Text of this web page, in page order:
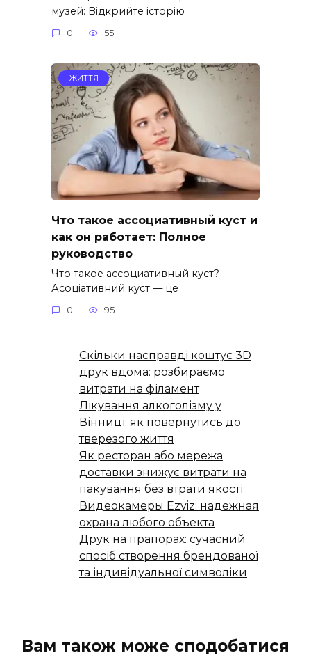
музей: Відкрийте історію
0 55
ЖИТТЯ
Что такое ассоциативный куст и
как он работает: Полное
руководство
Что такое ассоциативный куст?
Асоціативний куст — це
0 95
Скільки насправді коштує 3D
друк вдома: розбираємо
витрати на філамент
Лікування алкоголізму у
Вінниці: як повернутись до
тверезого життя
Як ресторан або мережа
доставки знижує витрати на
пакування без втрати якості
Видеокамеры Ezviz: надежная
охрана любого объекта
Друк на прапорах: сучасний
спосіб створення брендованої
та індивідуальної символіки
Вам також може сподобатися